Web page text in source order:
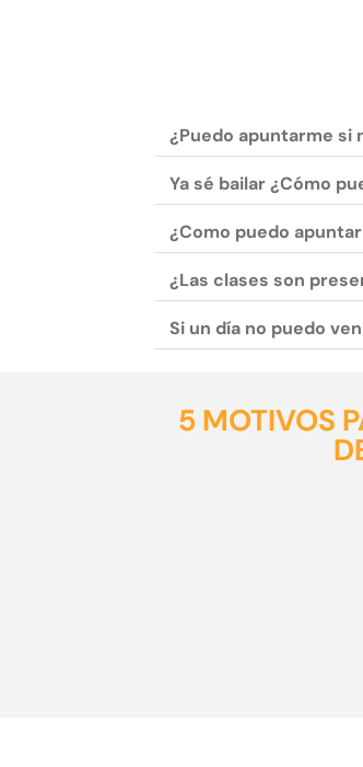
¿Puedo apuntarme si
Ya sé bailar ¿Cómo
¿Como puedo
¿Las clases son
Si un día no puedo
5 MOTIVOS